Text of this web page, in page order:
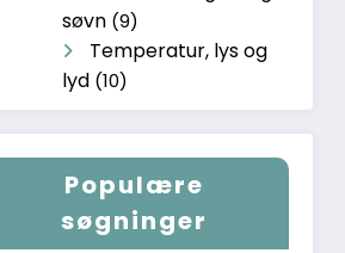
søvn (9)
Temperatur, lys og
lyd (10)
Populære
søgninger